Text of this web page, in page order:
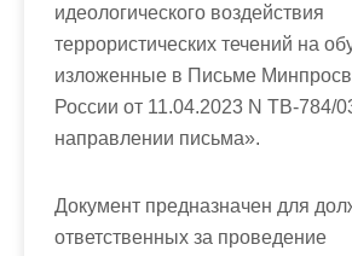
идеологического воздействия
террористических течений на
изложенные в Письме
России от 11.04.2023 N ТВ-784/
направлении письма».
Документ предназначен для
ответственных за проведение